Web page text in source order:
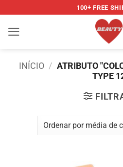
content
100+ FREE
INÍCIO / ATRIBUTO
TYPE